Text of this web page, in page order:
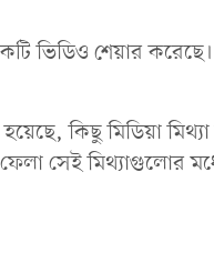
ভিডিও শেয়ার
কিছু মিডিয়া
সেই মিথ্যাগুলোর